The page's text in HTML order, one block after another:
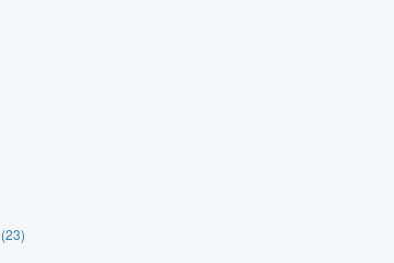
(23)